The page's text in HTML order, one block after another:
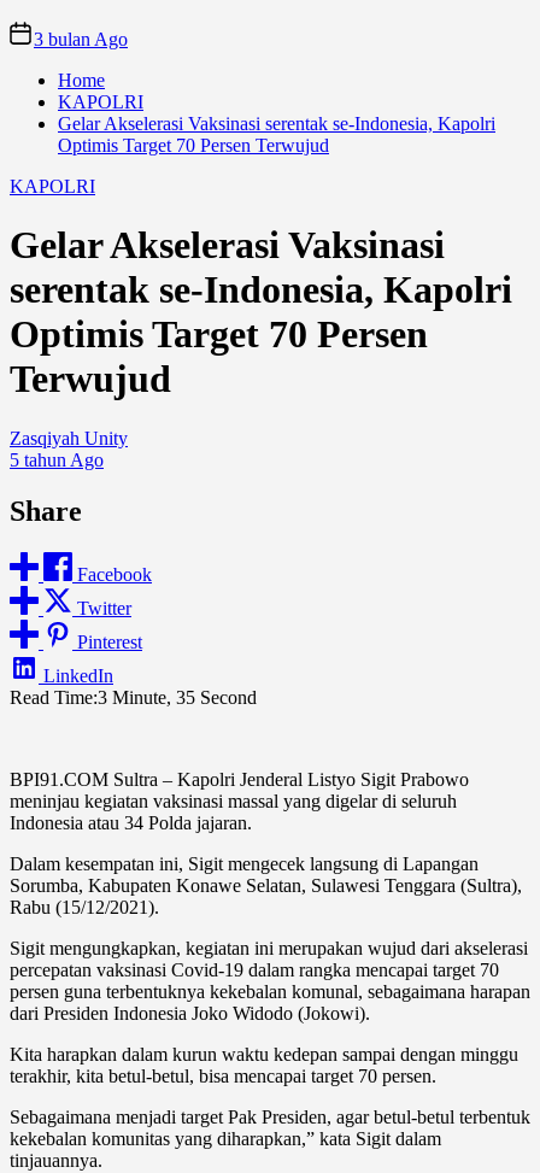
3 bulan Ago
Home
KAPOLRI
Gelar Akselerasi Vaksinasi serentak se-Indonesia, Kapolri
Optimis Target 70 Persen Terwujud
KAPOLRI
Gelar Akselerasi Vaksinasi
serentak se-Indonesia, Kapolri
Optimis Target 70 Persen
Terwujud
Zasqiyah Unity
5 tahun Ago
Share
Facebook
Twitter
Pinterest
LinkedIn
Read Time:3 Minute, 35 Second
BPI91.COM Sultra – Kapolri Jenderal Listyo Sigit Prabowo
meninjau kegiatan vaksinasi massal yang digelar di seluruh
Indonesia atau 34 Polda jajaran.
Dalam kesempatan ini, Sigit mengecek langsung di Lapangan
Sorumba, Kabupaten Konawe Selatan, Sulawesi Tenggara (Sultra),
Rabu (15/12/2021).
Sigit mengungkapkan, kegiatan ini merupakan wujud dari akselerasi
percepatan vaksinasi Covid-19 dalam rangka mencapai target 70
persen guna terbentuknya kekebalan komunal, sebagaimana harapan
dari Presiden Indonesia Joko Widodo (Jokowi).
Kita harapkan dalam kurun waktu kedepan sampai dengan minggu
terakhir, kita betul-betul, bisa mencapai target 70 persen.
Sebagaimana menjadi target Pak Presiden, agar betul-betul terbentuk
kekebalan komunitas yang diharapkan,” kata Sigit dalam
tinjauannya.